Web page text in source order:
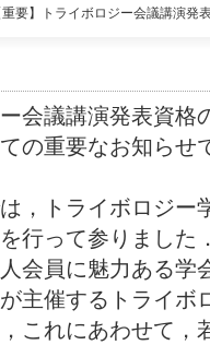
要】トライボロジー会議講演発
会議講演発表資
の重要なお知らせ
，トライボロジー
行って参りました
会員に魅力ある学
主催するトライ
これにあわせて